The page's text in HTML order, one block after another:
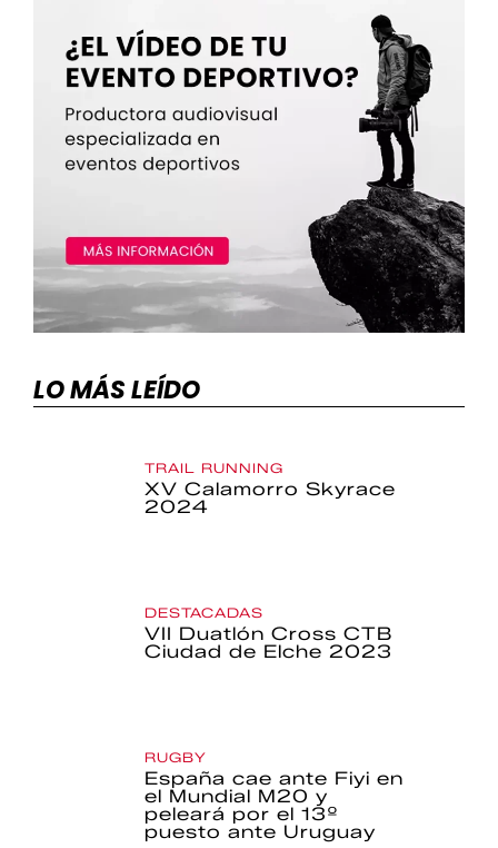
LO MÁS LEÍDO
TRAIL RUNNING
XV Calamorro Skyrace
2024
DESTACADAS
VII Duatlón Cross CTB
Ciudad de Elche 2023
RUGBY
España cae ante Fiyi en
el Mundial M20 y
peleará por el 13º
puesto ante Uruguay